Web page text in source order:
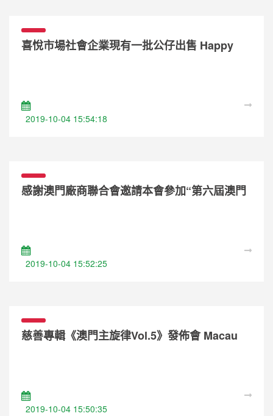
喜悅市場社會企業現有一批公仔出售 Happy
2019-10-04 15:54:18
感謝澳門廠商聯合會邀請本會參加“第六屆澳門
2019-10-04 15:52:25
慈善專輯《澳門主旋律Vol.5》發佈會 Macau
2019-10-04 15:50:35